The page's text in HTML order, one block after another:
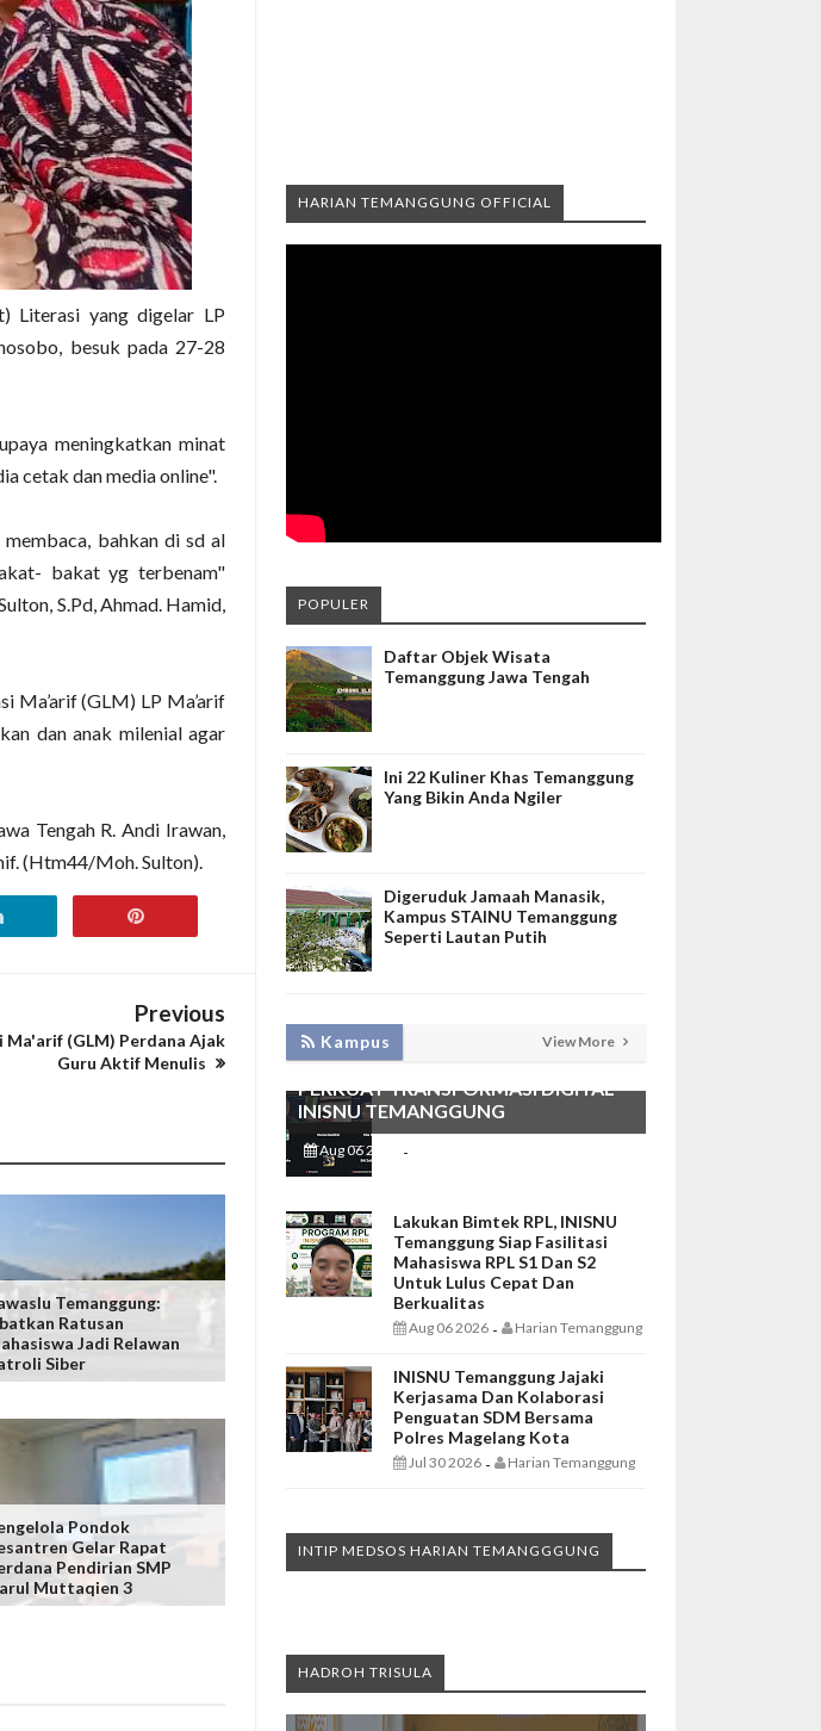
Literasi yang digelar LP
besuk pada 27-28
meningkatkan minat
cetak dan media online".
bahkan di sd al
bakat yg terbenam"
S.Pd, Ahmad. Hamid,
Ma’arif (GLM) LP Ma’arif
dan anak milenial agar
Tengah R. Andi Irawan,
(Htm44/Moh. Sulton).
Previous
Ma'arif (GLM) Perdana Ajak
Guru Aktif Menulis
Temanggung:
Ratusan
Jadi Relawan
Siber
Pondok
Gelar Rapat
Pendirian SMP
Muttaqien 3
HARIAN TEMANGGUNG OFFICIAL
POPULER
Daftar Objek Wisata
Temanggung Jawa Tengah
Ini 22 Kuliner Khas Temanggung
Yang Bikin Anda Ngiler
Digeruduk Jamaah Manasik,
Kampus STAINU Temanggung
Seperti Lautan Putih
Kampus View More
KEMBANGKAN SIM LAYANAN,
HADIRKAN TIM SEVIMA UNTUK
PERKUAT TRANSFORMASI DIGITAL
INISNU TEMANGGUNG
Aug 06 2026 -
Lakukan Bimtek RPL, INISNU
Temanggung Siap Fasilitasi
Mahasiswa RPL S1 Dan S2
Untuk Lulus Cepat Dan
Berkualitas
Aug 06 2026 - Harian Temanggung
INISNU Temanggung Jajaki
Kerjasama Dan Kolaborasi
Penguatan SDM Bersama
Polres Magelang Kota
Jul 30 2026 - Harian Temanggung
INTIP MEDSOS HARIAN TEMANGGGUNG
HADROH TRISULA